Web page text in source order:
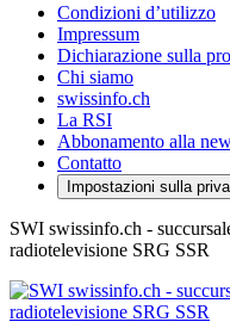
Condizioni d’utilizzo
Impressum
Dichiarazione sulla
Chi siamo
swissinfo.ch
La RSI
Abbonamento alla
Contatto
Impostazioni sulla
SWI swissinfo.ch -
radiotelevisione SRG SSR